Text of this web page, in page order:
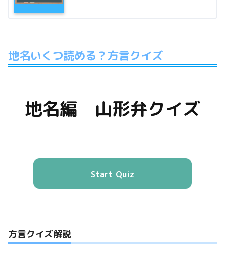
地名いくつ読める？方言クイズ
地名編 山形弁クイズ
Start Quiz
方言クイズ解説